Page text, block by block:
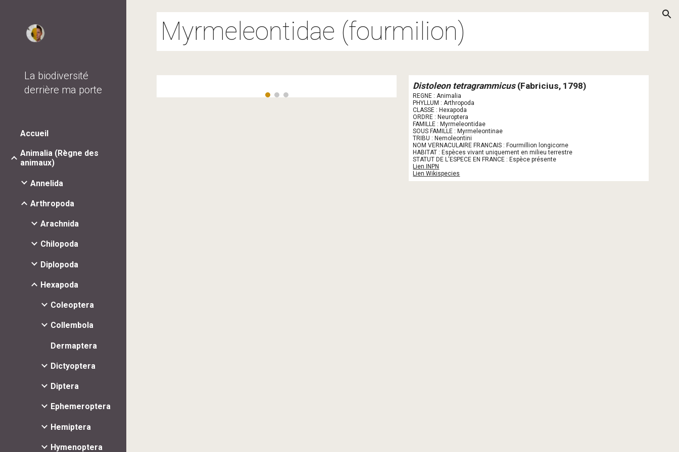
Skip to main content Skip to navigation
La biodiversité
derrière ma porte
Accueil
Animalia (Règne des
animaux)
Annelida
Arthropoda
Arachnida
Chilopoda
Diplopoda
Hexapoda
Coleoptera
Collembola
Dermaptera
Dictyoptera
Diptera
Ephemeroptera
Hemiptera
Hymenoptera
Myrmeleontidae (fourmilion)
Distoleon tetragrammicus (Fabricius, 1798)
REGNE : Animalia
PHYLLUM : Arthropoda
CLASSE : Hexapoda
ORDRE : Neuroptera
FAMILLE : Myrmeleontidae
SOUS FAMILLE : Myrmeleontinae
TRIBU : Nemoleontini
NOM VERNACULAIRE FRANCAIS : Fourmillion longicorne
HABITAT : Espèces vivant uniquement en milieu terrestre
STATUT DE L'ESPECE EN FRANCE : Espèce présente
Lien INPN
Lien Wikispecies